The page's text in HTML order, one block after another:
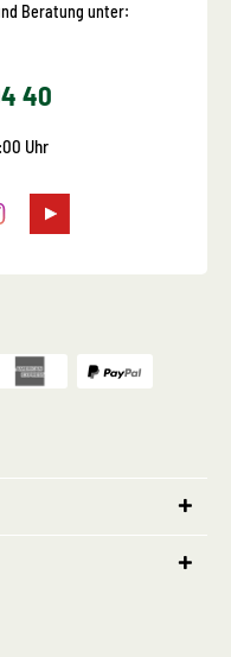
Beratung unter:
40
Uhr